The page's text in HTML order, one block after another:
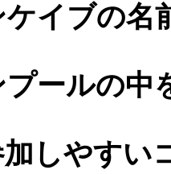
ケイブの名
ールの中
しやすい